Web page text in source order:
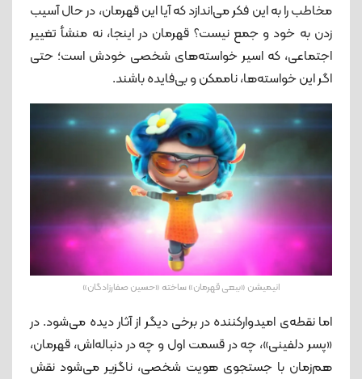
مخاطب را به این فکر می‌اندازد که آیا این قهرمان، در حال آسیب
زدن به خود و جمع نیست؟ قهرمان در اینجا، نه منشأ تغییر
اجتماعی، که اسیر خواسته‌های شخصی خودش است؛ حتی
اگر این خواسته‌ها، ناممکن و بی‌فایده باشند.
انیمیشن «ببعی قهرمان» ساخته «حسین صفارزادگان»
اما نقطه‌ی امیدوارکننده در برخی دیگر از آثار دیده می‌شود. در
«پسر دلفینی»، چه در قسمت اول و چه در دنباله‌اش، قهرمان،
هم‌زمان با جستجوی هویت شخصی، ناگزیر می‌شود نقش